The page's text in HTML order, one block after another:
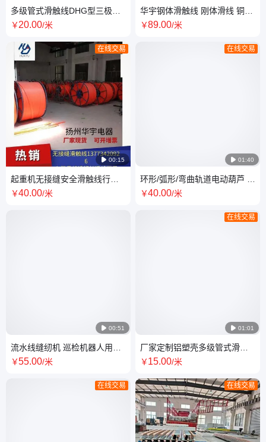
多级管式滑触线DHG型三极四
极起重机多极滑触厂家现货齐
￥20.00/米
 00:15
在线交易
起重机无接缝安全滑触线行车
滑线3极4极无接头天车滑线导
￥40.00/米
 00:51
流水线缝纫机 巡检机器人用无
接缝滑触线 耐磨耐高温 组合式
￥55.00/米
在线交易
华宇钢体滑触线 刚体滑线 铜质
刚体供电端子 500A集电器
￥89.00/米
 01:40
在线交易
环形/弧形/弯曲轨道电动葫芦 U
型室外防雨耐磨单极多极安全
￥40.00/米
 01:01
在线交易
厂家定制铝塑壳多级管式滑触
线 耐高温防雨单极安全滑线 规
￥15.00/米
在线交易